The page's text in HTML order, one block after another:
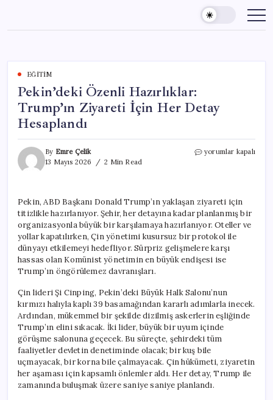
content
EĞITIM
Pekin’deki Özenli Hazırlıklar:
Trump’ın Ziyareti İçin Her Detay
Hesaplandı
By Emre Çelik
13 Mayıs 2026
2 Min Read
Pekin’deki
İçin
Her
Detay
Hesaplandı
için
yorumlar kapalı
Pekin, ABD Başkanı Donald Trump’ın yaklaşan ziyareti için
titizlikle hazırlanıyor. Şehir, her detayına kadar planlanmış bir
organizasyonla büyük bir karşılamaya hazırlanıyor. Oteller ve
yollar kapatılırken, Çin yönetimi kusursuz bir protokol ile
dünyayı etkilemeyi hedefliyor. Sürpriz gelişmelere karşı
hassas olan Komünist yönetimin en büyük endişesi ise
Trump’ın öngörülemez davranışları.
Çin lideri Şi Cinping, Pekin’deki Büyük Halk Salonu’nun
kırmızı halıyla kaplı 39 basamağından kararlı adımlarla inecek.
Ardından, mükemmel bir şekilde dizilmiş askerlerin eşliğinde
Trump’ın elini sıkacak. İki lider, büyük bir uyum içinde
görüşme salonuna geçecek. Bu süreçte, şehirdeki tüm
faaliyetler devletin denetiminde olacak; bir kuş bile
uçmayacak, bir korna bile çalmayacak. Çin hükümeti, ziyaretin
her aşaması için kapsamlı önlemler aldı. Her detay, Trump ile
zamanında buluşmak üzere saniye saniye planlandı.